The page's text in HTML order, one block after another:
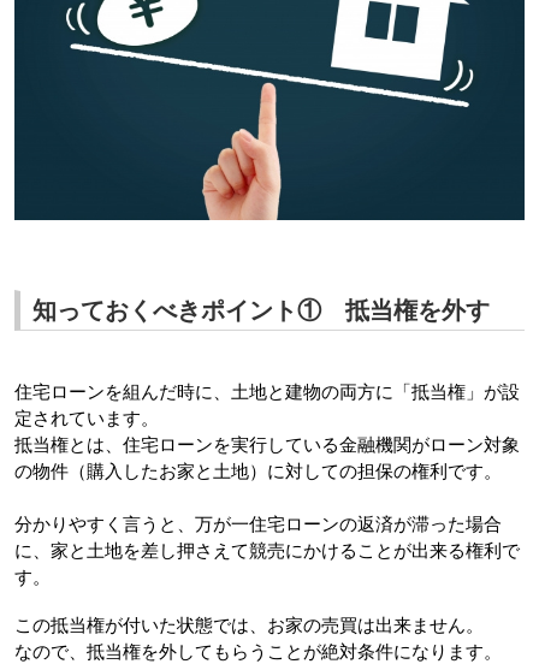
知っておくべきポイント① 抵当権を外す
住宅ローンを組んだ時に、土地と建物の両方に「抵当権」が設
定されています。
抵当権とは、住宅ローンを実行している金融機関がローン対象
の物件（購入したお家と土地）に対しての担保の権利です。
分かりやすく言うと、万が一住宅ローンの返済が滞った場合
に、家と土地を差し押さえて競売にかけることが出来る権利で
す。
この抵当権が付いた状態では、お家の売買は出来ません。
なので、抵当権を外してもらうことが絶対条件になります。